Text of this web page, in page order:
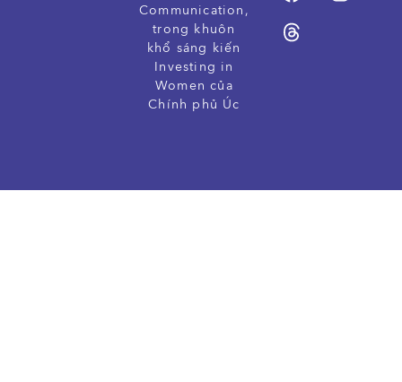
Communication,
trong khuôn
khổ sáng kiến
Investing in
Women của
Chính phủ Úc